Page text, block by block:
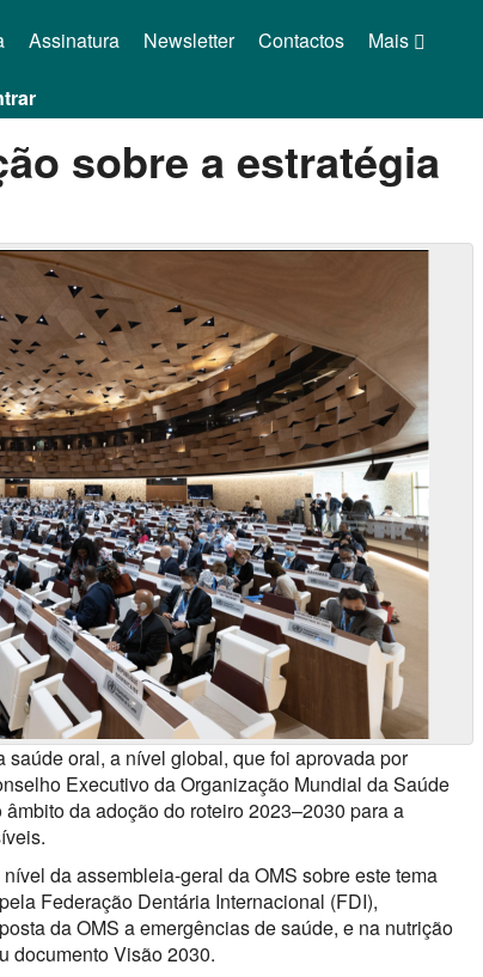
Mais
Assinatura Newsletter Contactos
sobre a estratégia
oral, a nível global, que foi aprovada por
Executivo da Organização Mundial da Saúde
da adoção do roteiro 2023–2030 para a
da assembleia-geral da OMS sobre este tema
Federação Dentária Internacional (FDI),
da OMS a emergências de saúde, e na nutrição
documento Visão 2030.